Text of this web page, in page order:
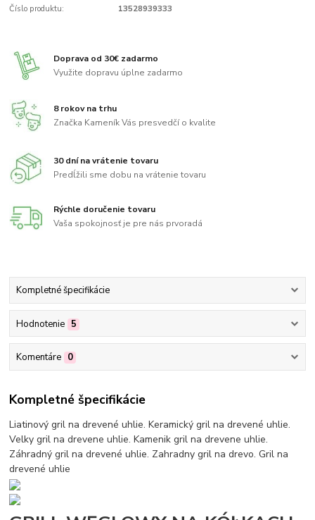
Číslo produktu: 13528939333
Doprava od 30€ zadarmo
Využite dopravu úplne zadarmo
8 rokov na trhu
Značka Kameník Vás presvedčí o kvalite
30 dní na vrátenie tovaru
Predĺžili sme dobu na vrátenie tovaru
Rýchle doručenie tovaru
Vaša spokojnosť je pre nás prvoradá
Kompletné špecifikácie
Hodnotenie 5
Komentáre 0
Kompletné špecifikácie
Liatinový gril na drevené uhlie. Keramický gril na drevené uhlie.
Velky gril na drevene uhlie. Kamenik gril na drevene uhlie.
Záhradný gril na drevené uhlie. Zahradny gril na drevo. Gril na
drevené uhlie